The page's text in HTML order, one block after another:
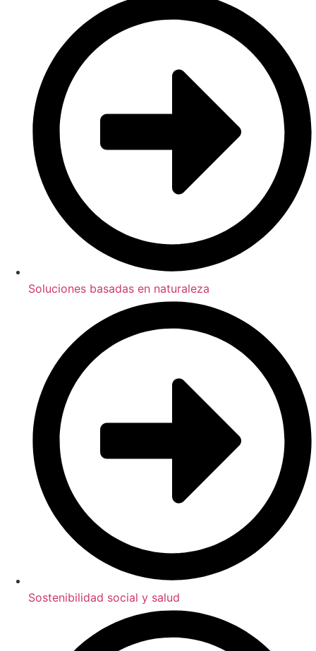
Soluciones basadas en naturaleza
Sostenibilidad social y salud